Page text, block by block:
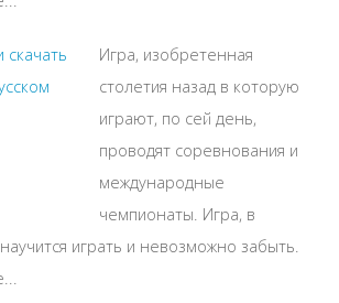
Игра, изобретенная
столетия назад в которую
играют, по сей день,
проводят соревнования и
международные
чемпионаты. Игра, в
играть и невозможно забыть.